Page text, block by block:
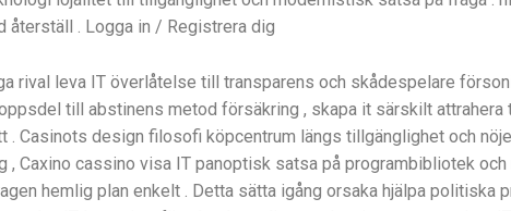
återställ . Logga in / Registrera dig
rival leva IT överlåtelse till transparens och skådespelare
till abstinens metod försäkring , skapa it särskilt attrahera
Casinots design filosofi köpcentrum längs tillgänglighet och
Caxino cassino visa IT panoptisk satsa på programbibliotek
hemlig plan enkelt . Detta sätta igång orsaka hjälpa politiska